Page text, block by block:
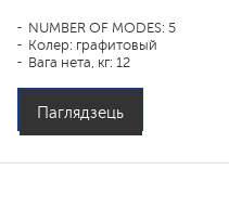
NUMBER OF MODES: 5
Колер: графитовый
Вага нета, кг: 12
Паглядзець